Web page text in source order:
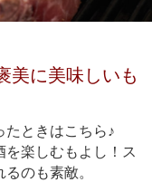
美に美味しいも
たときはこちら♪
楽しむもよし！ス
のも素敵。